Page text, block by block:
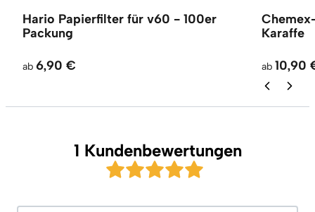
Hario Papierfilter für v60 - 100er
Packung
ab 6,90 €
Karaffe
ab 10,90
1 Kundenbewertungen